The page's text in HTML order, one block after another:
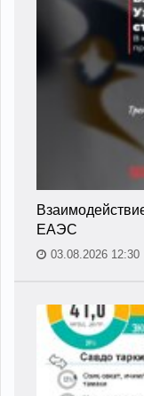
ЕАЭС
03.08.2026 12:30